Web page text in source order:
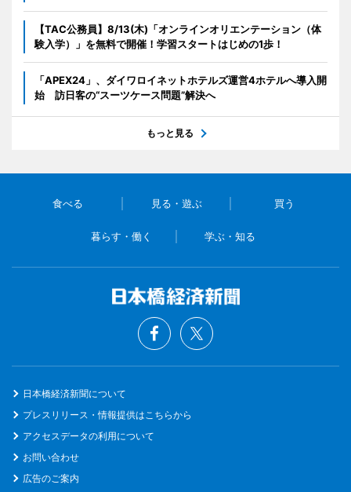
【TAC公務員】8/13(木)「オンラインオリエンテーション（体
験入学）」を無料で開催！学習スタートはじめの1歩！
「APEX24」、ダイワロイネットホテルズ運営4ホテルへ導入開
始 訪日客の“スーツケース問題”解決へ
もっと見る
食べる 見る・遊ぶ 買う
暮らす・働く 学ぶ・知る
日本橋経済新聞について
プレスリリース・情報提供はこちらから
アクセスデータの利用について
お問い合わせ
広告のご案内